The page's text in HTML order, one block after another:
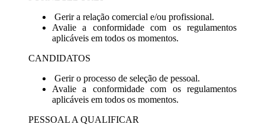
Gerir a relação comercial e/ou profissional.
Avalie a conformidade com os regulamentos
aplicáveis em todos os momentos.
CANDIDATOS
Gerir o processo de seleção de pessoal.
Avalie a conformidade com os regulamentos
aplicáveis em todos os momentos.
PESSOAL A QUALIFICAR